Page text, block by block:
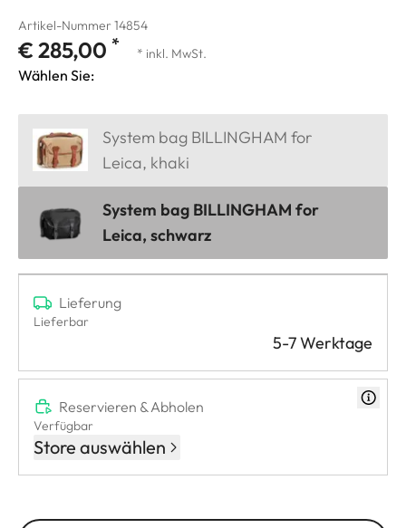
Artikel-Nummer 14854
€ 285,00 * * inkl. MwSt.
Wählen Sie:
System bag BILLINGHAM for
Leica, khaki
System bag BILLINGHAM for
Leica, schwarz
Lieferung
Lieferbar
5-7 Werktage
Reservieren & Abholen
Verfügbar
Store auswählen